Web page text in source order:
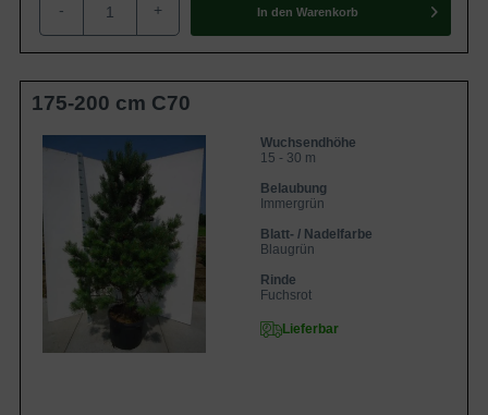
- + In den Warenkorb
175-200 cm C70
Wuchsendhöhe
15 - 30 m
Belaubung
Immergrün
Blatt- / Nadelfarbe
Blaugrün
Rinde
Fuchsrot
Lieferbar